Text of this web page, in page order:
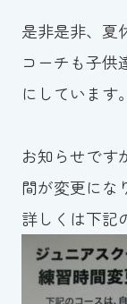
是非是非、夏
コーチも子供
にしています。
お知らせです
間が変更にな
詳しくは下記